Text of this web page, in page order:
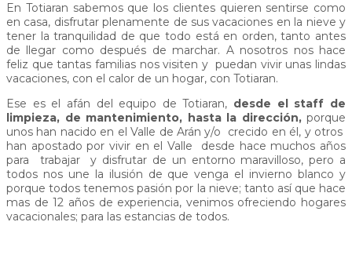
En Totiaran sabemos que los clientes quieren sentirse como
en casa, disfrutar plenamente de sus vacaciones en la nieve y
tener la tranquilidad de que todo está en orden, tanto antes
de llegar como después de marchar. A nosotros nos hace
feliz que tantas familias nos visiten y puedan vivir unas lindas
vacaciones, con el calor de un hogar, con Totiaran.
Ese es el afán del equipo de Totiaran, desde el staff de
limpieza, de mantenimiento, hasta la dirección, porque
unos han nacido en el Valle de Arán y/o crecido en él, y otros
han apostado por vivir en el Valle desde hace muchos años
para trabajar y disfrutar de un entorno maravilloso, pero a
todos nos une la ilusión de que venga el invierno blanco y
porque todos tenemos pasión por la nieve; tanto así que hace
mas de 12 años de experiencia, venimos ofreciendo hogares
vacacionales; para las estancias de todos.